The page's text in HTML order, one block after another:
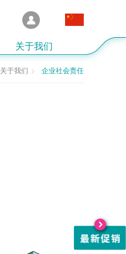
关于我们
关于我们 企业社会责任